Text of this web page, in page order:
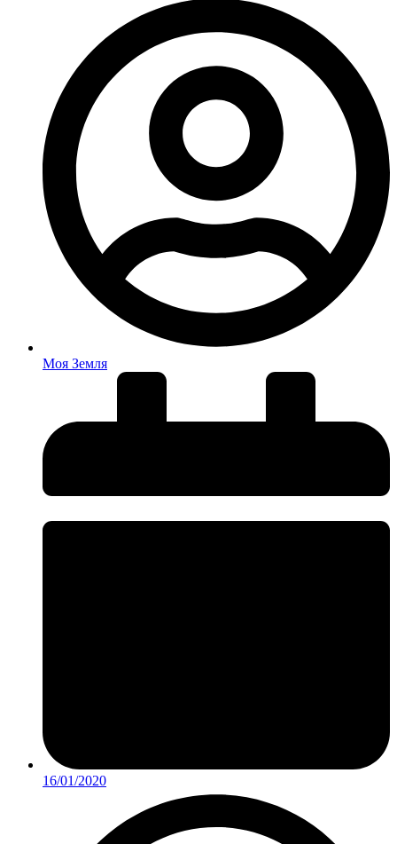
Моя Земля
16/01/2020